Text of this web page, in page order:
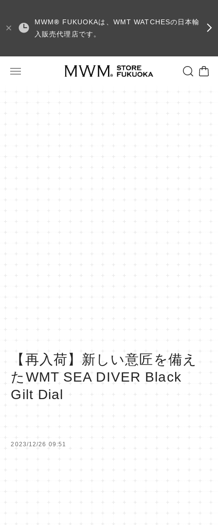
MWM® FUKUOKAは、WMT WATCHESの日本輸
入販売代理店です。
【再入荷】新しい意匠を備え
たWMT SEA DIVER Black
Gilt Dial
2023/12/26 09:51